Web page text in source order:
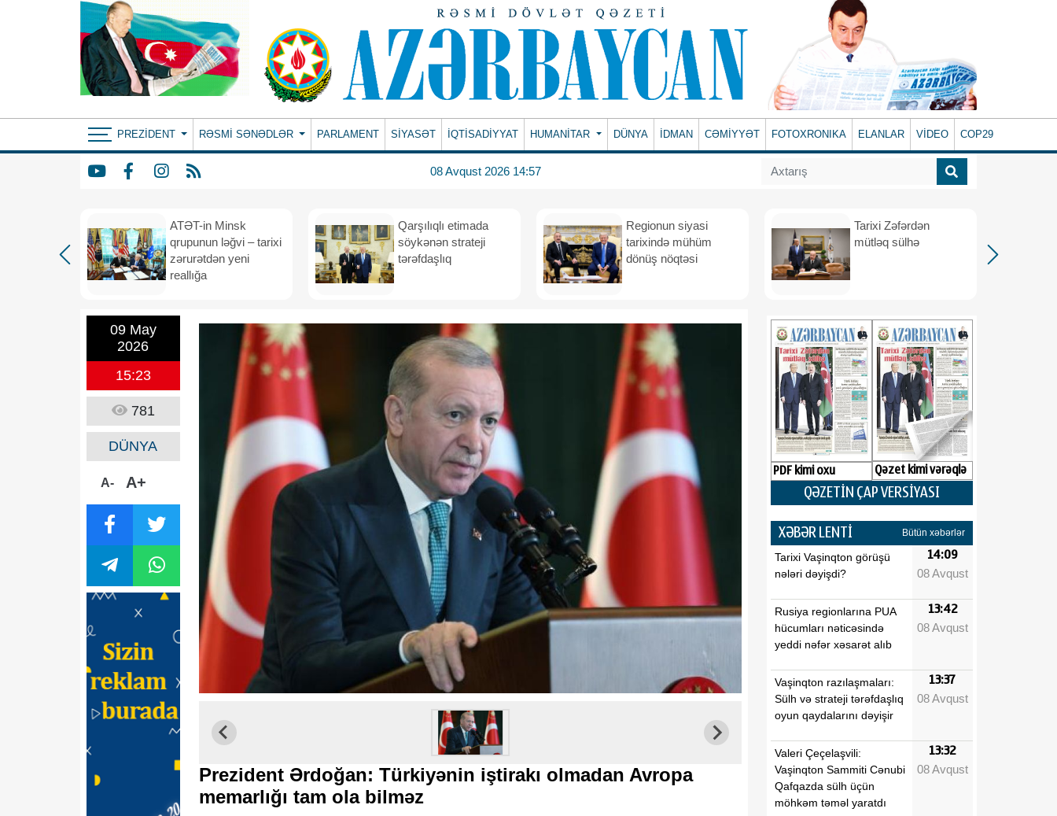
PREZIDENT RƏSMI SƏNƏDLƏR PARLAMENT SİYASƏT İQTİSADİYYAT HUMANITAR DÜNYA İDMAN CƏMİYYƏT FOTOXRONIKA ELANLAR VİDEO COP29
08 Avqust 2026 14:57
ATƏT-in Minsk
qrupunun ləğvi – tarixi
zərurətdən yeni
reallığa
Qarşılıqlı etimada
söykənən strateji
tərəfdaşlıq
Regionun siyasi
tarixində mühüm
dönüş nöqtəsi
Tarixi Zəfərdən
mütləq sülhə
09 May
2026
15:23
781
DÜNYA
A- A+
Prezident Ərdoğan: Türkiyənin iştirakı olmadan Avropa
memarlığı tam ola bilməz
PDF kimi oxu Qəzet kimi vərəqlə
QƏZETİN ÇAP VERSİYASI
XƏBƏR LENTİ Bütün xəbərlər
Tarixi Vaşinqton görüşü
nələri dəyişdi?
14:09
08 Avqust
Rusiya regionlarına PUA
hücumları nəticəsində
yeddi nəfər xəsarət alıb
13:42
08 Avqust
Vaşinqton razılaşmaları:
Sülh və strateji tərəfdaşlıq
oyun qaydalarını dəyişir
13:37
08 Avqust
Valeri Çeçelaşvili:
Vaşinqton Sammiti Cənubi
Qafqazda sülh üçün
möhkəm təməl yaratdı
13:32
08 Avqust